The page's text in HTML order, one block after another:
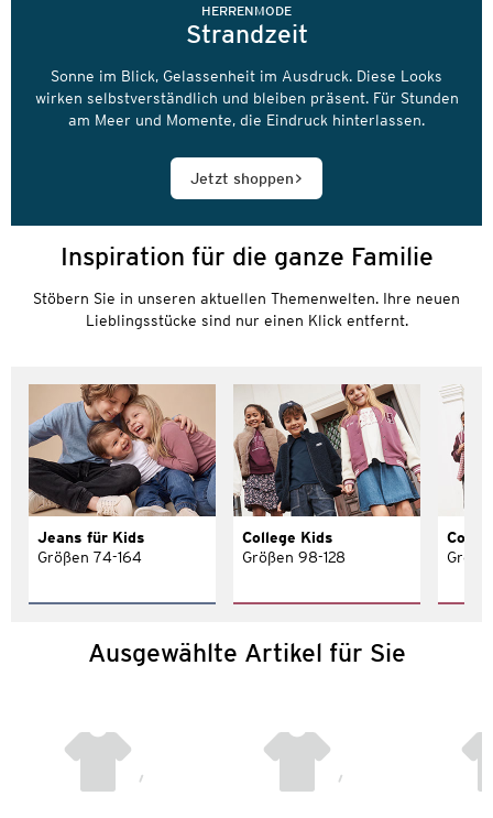
HERRENMODE
Strandzeit
Sonne im Blick, Gelassenheit im Ausdruck. Diese Looks
wirken selbstverständlich und bleiben präsent. Für Stunden
am Meer und Momente, die Eindruck hinterlassen.
Jetzt shoppen
Inspiration für die ganze Familie
Stöbern Sie in unseren aktuellen Themenwelten. Ihre neuen
Lieblingsstücke sind nur einen Klick entfernt.
Jeans für Kids
Größen 74-164
College Kids
Größen 98-128
Ausgewählte Artikel für Sie